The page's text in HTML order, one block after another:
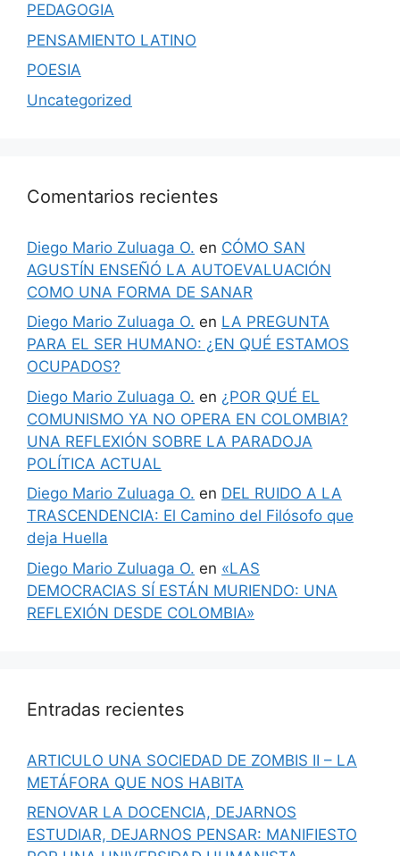
PEDAGOGIA
PENSAMIENTO LATINO
POESIA
Uncategorized
Comentarios recientes
Diego Mario Zuluaga O. en CÓMO SAN
AGUSTÍN ENSEÑÓ LA AUTOEVALUACIÓN
COMO UNA FORMA DE SANAR
Diego Mario Zuluaga O. en LA PREGUNTA
PARA EL SER HUMANO: ¿EN QUÉ ESTAMOS
OCUPADOS?
Diego Mario Zuluaga O. en ¿POR QUÉ EL
COMUNISMO YA NO OPERA EN COLOMBIA?
UNA REFLEXIÓN SOBRE LA PARADOJA
POLÍTICA ACTUAL
Diego Mario Zuluaga O. en DEL RUIDO A LA
TRASCENDENCIA: El Camino del Filósofo que
deja Huella
Diego Mario Zuluaga O. en «LAS
DEMOCRACIAS SÍ ESTÁN MURIENDO: UNA
REFLEXIÓN DESDE COLOMBIA»
Entradas recientes
ARTICULO UNA SOCIEDAD DE ZOMBIS II – LA
METÁFORA QUE NOS HABITA
RENOVAR LA DOCENCIA, DEJARNOS
ESTUDIAR, DEJARNOS PENSAR: MANIFIESTO